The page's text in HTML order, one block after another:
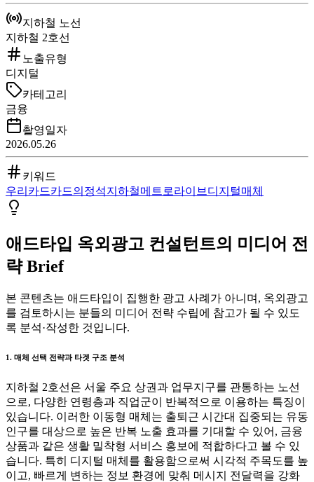
지하철 노선
지하철 2호선
노출유형
디지털
카테고리
금융
촬영일자
2026.05.26
키워드
우리카드카드의정석지하철메트로라이브 디지털매체
애드타입 옥외광고 컨설턴트의 미디어 전
략 Brief
본 콘텐츠는 애드타입이 집행한 광고 사례가 아니며, 옥외광고
를 검토하시는 분들의 미디어 전략 수립에 참고가 될 수 있도
록 분석·작성한 것입니다.
1. 매체 선택 전략과 타겟 구조 분석
지하철 2호선은 서울 주요 상권과 업무지구를 관통하는 노선
으로, 다양한 연령층과 직업군이 반복적으로 이용하는 특징이
있습니다. 이러한 이동형 매체는 출퇴근 시간대 집중되는 유동
인구를 대상으로 높은 반복 노출 효과를 기대할 수 있어, 금융
상품과 같은 생활 밀착형 서비스 홍보에 적합하다고 볼 수 있
습니다. 특히 디지털 매체를 활용함으로써 시각적 주목도를 높
이고, 빠르게 변하는 정보 환경에 맞춰 메시지 전달력을 강화